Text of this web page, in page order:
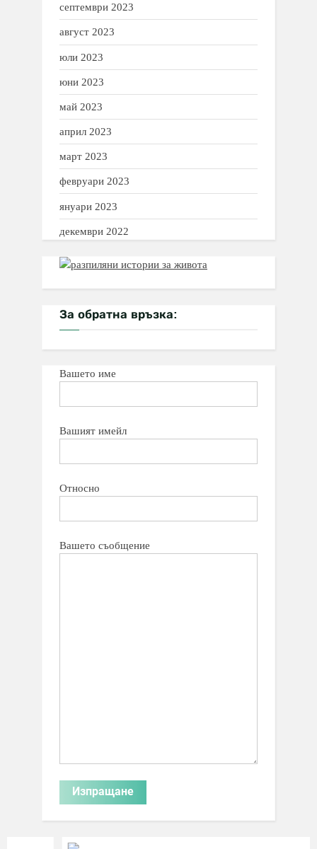
септември 2023
август 2023
юли 2023
юни 2023
май 2023
април 2023
март 2023
февруари 2023
януари 2023
декември 2022
За обратна връзка:
Вашето име
Вашият имейл
Относно
Вашето съобщение